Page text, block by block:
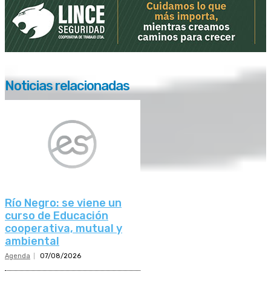
Noticias relacionadas
Río Negro: se viene un
curso de Educación
cooperativa, mutual y
ambiental
Agenda 07/08/2026